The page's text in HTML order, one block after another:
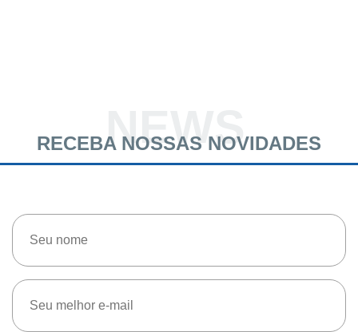
NEWS
RECEBA NOSSAS NOVIDADES